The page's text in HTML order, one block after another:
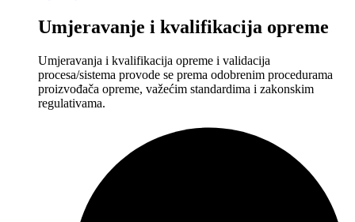
Umjeravanje i kvalifikacija opreme
Umjeravanja i kvalifikacija opreme i validacija
procesa/sistema provode se prema odobrenim procedurama
proizvođača opreme, važećim standardima i zakonskim
regulativama.